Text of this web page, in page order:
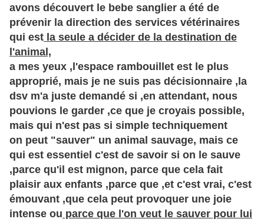
avons découvert le bebe sanglier a été de
prévenir la direction des services vétérinaires
qui est la seule a décider de la destination de
l'animal,
a mes yeux ,l'espace rambouillet est le plus
approprié, mais je ne suis pas décisionnaire ,la
dsv m'a juste demandé si ,en attendant, nous
pouvions le garder ,ce que je croyais possible,
mais qui n'est pas si simple techniquement
on peut "sauver" un animal sauvage, mais ce
qui est essentiel c'est de savoir si on le sauve
,parce qu'il est mignon, parce que cela fait
plaisir aux enfants ,parce que ,et c'est vrai, c'est
émouvant ,que cela peut provoquer une joie
intense ou parce que l'on veut le sauver pour lui